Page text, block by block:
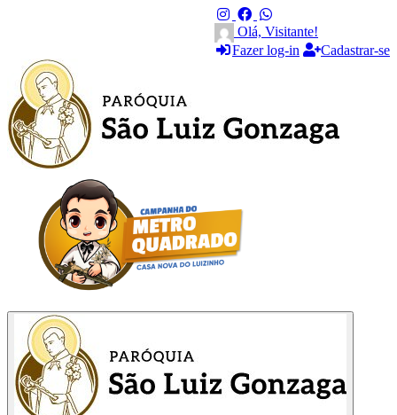
Olá, Visitante!
Fazer log-in
Cadastrar-se